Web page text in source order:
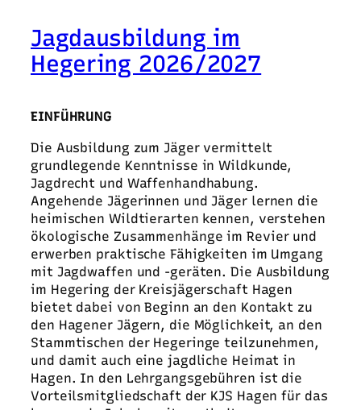
Jagdausbildung im
Hegering 2026/2027
EINFÜHRUNG
Die Ausbildung zum Jäger vermittelt
grundlegende Kenntnisse in Wildkunde,
Jagdrecht und Waffenhandhabung.
Angehende Jägerinnen und Jäger lernen die
heimischen Wildtierarten kennen, verstehen
ökologische Zusammenhänge im Revier und
erwerben praktische Fähigkeiten im Umgang
mit Jagdwaffen und -geräten. Die Ausbildung
im Hegering der Kreisjägerschaft Hagen
bietet dabei von Beginn an den Kontakt zu
den Hagener Jägern, die Möglichkeit, an den
Stammtischen der Hegeringe teilzunehmen,
und damit auch eine jagdliche Heimat in
Hagen. In den Lehrgangsgebühren ist die
Vorteilsmitgliedschaft der KJS Hagen für das